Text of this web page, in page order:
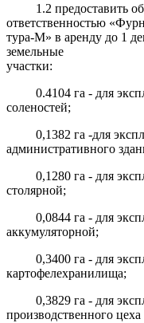
1.2 предоставить
ответственностью
тура-М» в аренду до 1
земельные
участки:
0.4104 га - для
соленостей;
0,1382 га -для
административного
0,1280 га - для
столярной;
0,0844 га - для
аккумуляторной;
0,3400 га - для
картофелехранилища;
0,3829 га - для
производственного цеха